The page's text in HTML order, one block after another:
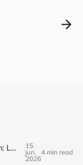
Agentes de IA en Producción: Los Retos de Monitorización que Enfrentan las Empresas Españolas en 2025
15
jun.
2026
4 min read